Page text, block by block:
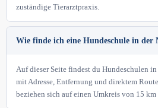
zuständige Tierarztpraxis.
Wie finde ich eine Hundeschule in der
Auf dieser Seite findest du Hundeschulen
mit Adresse, Entfernung und direktem
beziehen sich auf einen Umkreis von 15